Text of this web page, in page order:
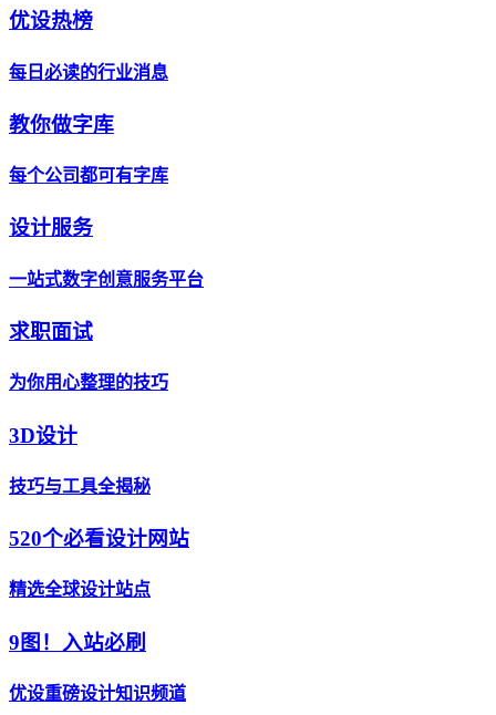
优设热榜
每日必读的行业消息
教你做字库
每个公司都可有字库
设计服务
一站式数字创意服务平台
求职面试
为你用心整理的技巧
3D设计
技巧与工具全揭秘
520个必看设计网站
精选全球设计站点
9图！入站必刷
优设重磅设计知识频道